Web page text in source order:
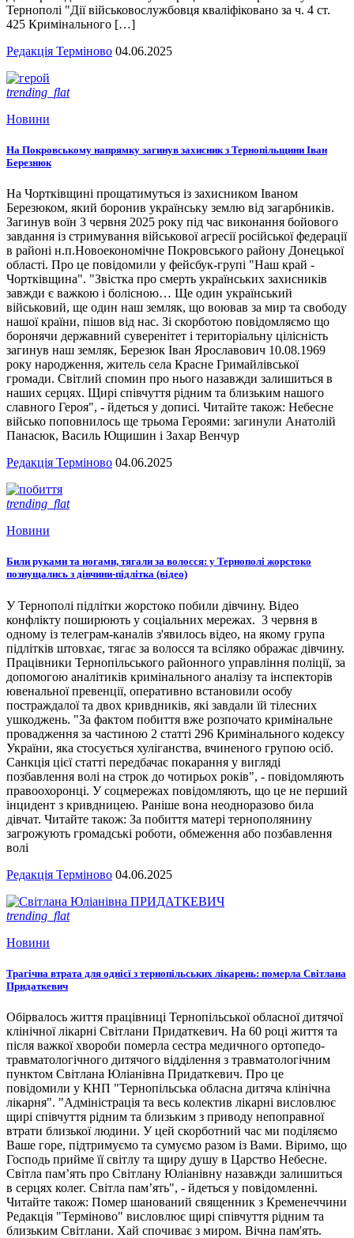
Тернополі "Дії військовослужбовця кваліфіковано за ч. 4 ст.
425 Кримінального […]
Редакція Терміново 04.06.2025
trending_flat
Новини
На Покровському напрямку загинув захисник з Тернопільщини Іван
Березнюк
На Чортківщині прощатимуться із захисником Іваном
Березюком, який боронив українську землю від загарбників.
Загинув воїн 3 червня 2025 року під час виконання бойового
завдання із стримування військової агресії російської федерації
в районі н.п.Новоекономічне Покровського району Донецької
області. Про це повідомили у фейсбук-групі "Наш край -
Чортківщина". "Звістка про смерть українських захисників
завжди є важкою і болісною… Ще один український
військовий, ще один наш земляк, що воював за мир та свободу
нашої країни, пішов від нас. Зі скорботою повідомляємо що
боронячи державний суверенітет і територіальну цілісність
загинув наш земляк, Березюк Іван Ярославович 10.08.1969
року народження, житель села Красне Гримайлівської
громади. Світлий спомин про нього назавжди залишиться в
наших серцях. Щирі співчуття рідним та близьким нашого
славного Героя", - йдеться у дописі. Читайте також: Небесне
військо поповнилось ще трьома Героями: загинули Анатолій
Панасюк, Василь Ющишин і Захар Венчур
Редакція Терміново 04.06.2025
trending_flat
Новини
Били руками та ногами, тягали за волосся: у Тернополі жорстоко
познущались з дівчини-підлітка (відео)
У Тернополі підлітки жорстоко побили дівчину. Відео
конфлікту поширюють у соціальних мережах. 3 червня в
одному із телеграм-каналів з'явилось відео, на якому група
підлітків штовхає, тягає за волосся та всіляко ображає дівчину.
Працівники Тернопільського районного управління поліції, за
допомогою аналітиків кримінального аналізу та інспекторів
ювенальної превенції, оперативно встановили особу
постраждалої та двох кривдників, які завдали їй тілесних
ушкоджень. "За фактом побиття вже розпочато кримінальне
провадження за частиною 2 статті 296 Кримінального кодексу
України, яка стосується хуліганства, вчиненого групою осіб.
Санкція цієї статті передбачає покарання у вигляді
позбавлення волі на строк до чотирьох років", - повідомляють
правоохоронці. У соцмережах повідомляють, що це не перший
інцидент з кривдницею. Раніше вона неодноразово била
дівчат. Читайте також: За побиття матері тернополянину
загрожують громадські роботи, обмеження або позбавлення
волі
Редакція Терміново 04.06.2025
trending_flat
Новини
Трагічна втрата для однієї з тернопільських лікарень: померла Світлана
Придаткевич
Обірвалось життя працівниці Тернопільської обласної дитячої
клінічної лікарні Світлани Придаткевич. На 60 році життя та
після важкої хвороби померла сестра медичного ортопедо-
травматологічного дитячого відділення з травматологічним
пунктом Світлана Юліанівна Придаткевич. Про це
повідомили у КНП "Тернопільська обласна дитяча клінічна
лікарня". "Адміністрація та весь колектив лікарні висловлює
щирі співчуття рідним та близьким з приводу непоправної
втрати близької людини. У цей скорботний час ми поділяємо
Ваше горе, підтримуємо та сумуємо разом із Вами. Віримо, що
Господь прийме її світлу та щиру душу в Царство Небесне.
Світла пам’ять про Світлану Юліанівну назавжди залишиться
в серцях колег. Світла пам’ять", - йдеться у повідомленні.
Читайте також: Помер шанований священник з Кременеччини
Редакція "Терміново" висловлює щирі співчуття рідним та
близьким Світлани. Хай спочиває з миром. Вічна пам'ять.